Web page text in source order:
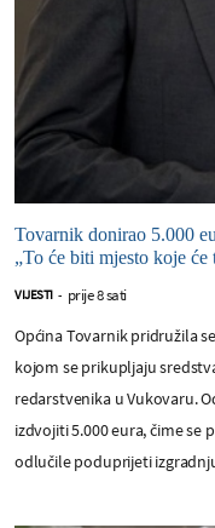
Tovarnik donirao 5.000
„To će biti mjesto koje
VIJESTI - prije 8 sati
Općina Tovarnik pridružila
kojom se prikupljaju
redarstvenika u Vukovaru.
izdvojiti 5.000 eura, čime se
odlučile poduprijeti